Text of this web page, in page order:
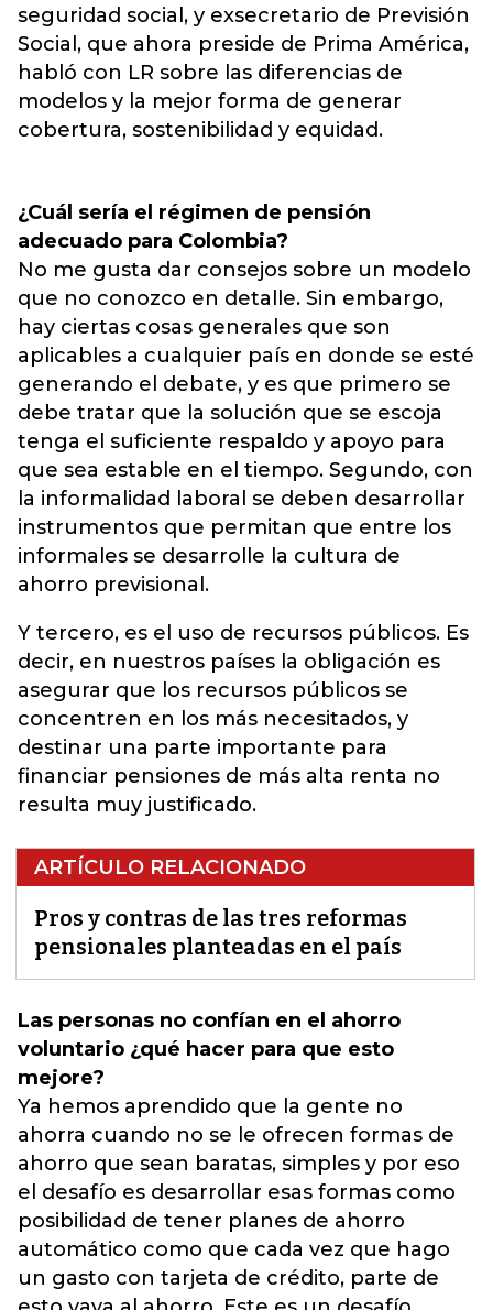
seguridad social, y exsecretario de Previsión
Social, que ahora preside de Prima América,
habló con LR sobre las diferencias de
modelos y la mejor forma de generar
cobertura, sostenibilidad y equidad.
¿Cuál sería el régimen de pensión
adecuado para Colombia?
No me gusta dar consejos sobre un modelo
que no conozco en detalle. Sin embargo,
hay ciertas cosas generales que son
aplicables a cualquier país en donde se esté
generando el debate, y es que primero se
debe tratar que la solución que se escoja
tenga el suficiente respaldo y apoyo para
que sea estable en el tiempo. Segundo, con
la informalidad laboral se deben desarrollar
instrumentos que permitan que entre los
informales se desarrolle la cultura de
ahorro previsional.
Y tercero, es el uso de recursos públicos. Es
decir, en nuestros países la obligación es
asegurar que los recursos públicos se
concentren en los más necesitados, y
destinar una parte importante para
financiar pensiones de más alta renta no
resulta muy justificado.
ARTÍCULO RELACIONADO
Pros y contras de las tres reformas
pensionales planteadas en el país
Las personas no confían en el ahorro
voluntario ¿qué hacer para que esto
mejore?
Ya hemos aprendido que la gente no
ahorra cuando no se le ofrecen formas de
ahorro que sean baratas, simples y por eso
el desafío es desarrollar esas formas como
posibilidad de tener planes de ahorro
automático como que cada vez que hago
un gasto con tarjeta de crédito, parte de